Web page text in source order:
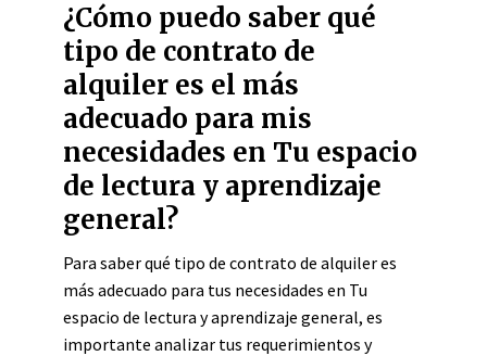
¿Cómo puedo saber qué
tipo de contrato de
alquiler es el más
adecuado para mis
necesidades en Tu espacio
de lectura y aprendizaje
general?
Para saber qué tipo de contrato de alquiler es
más adecuado para tus necesidades en Tu
espacio de lectura y aprendizaje general, es
importante analizar tus requerimientos y